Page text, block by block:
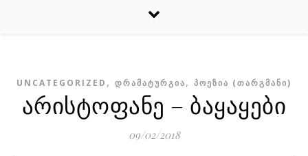
UNCATEGORIZED , ᲓᲠᲐᲛᲐᲢᲣᲠᲒᲘᲐ, ᲞᲝᲔᲖᲘᲐ (ᲗᲐᲠᲒᲛᲐᲜᲘ)
არისტოფანე – ბაყაყები
09/02/2018